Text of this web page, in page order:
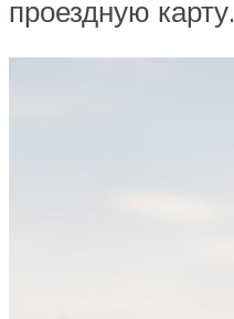
проездную карту.